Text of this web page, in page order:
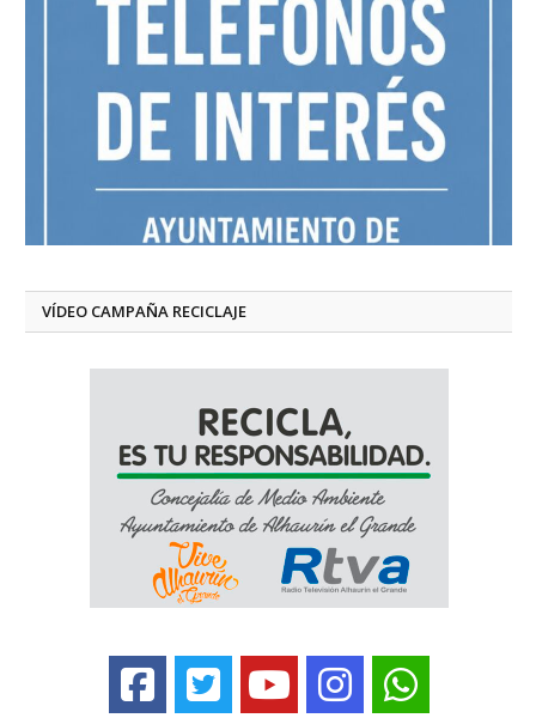
VÍDEO CAMPAÑA RECICLAJE